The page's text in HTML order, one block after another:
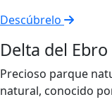
Descúbrelo
Delta del Ebro
Precioso parque
natural, conocido